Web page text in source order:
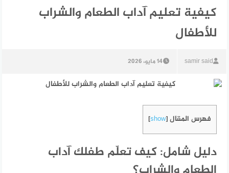
كيفية تعليم آداب الطعام والشراب
للأطفال
samir said 14 مايو، 2026
فهرس المقال [
show
]
دليل شامل: كيف تعلّم طفلك آداب